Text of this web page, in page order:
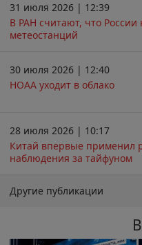
31 июля 2026 | 12:39
В РАН считают, что
метеостанций
30 июля 2026 | 12:40
НОАА уходит в облако
28 июля 2026 | 10:17
Китай впервые применил
наблюдения за тайфуном
Другие публикации